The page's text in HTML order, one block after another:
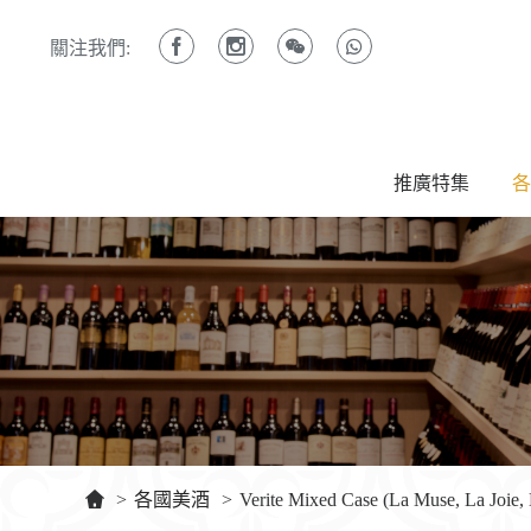
關注我們:
推廣特集
> 各國美酒 > Verite Mixed Case (La Muse, La